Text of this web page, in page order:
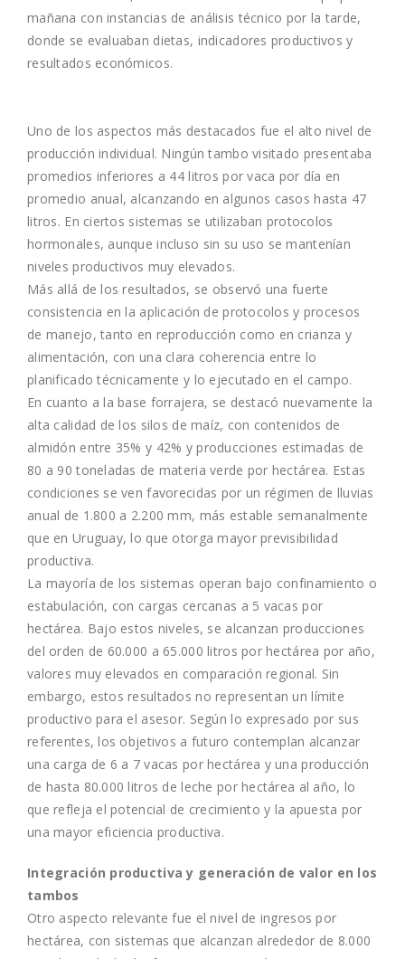
mañana con instancias de análisis técnico por la tarde,
donde se evaluaban dietas, indicadores productivos y
resultados económicos.
Uno de los aspectos más destacados fue el alto nivel de
producción individual. Ningún tambo visitado presentaba
promedios inferiores a 44 litros por vaca por día en
promedio anual, alcanzando en algunos casos hasta 47
litros. En ciertos sistemas se utilizaban protocolos
hormonales, aunque incluso sin su uso se mantenían
niveles productivos muy elevados.
Más allá de los resultados, se observó una fuerte
consistencia en la aplicación de protocolos y procesos
de manejo, tanto en reproducción como en crianza y
alimentación, con una clara coherencia entre lo
planificado técnicamente y lo ejecutado en el campo.
En cuanto a la base forrajera, se destacó nuevamente la
alta calidad de los silos de maíz, con contenidos de
almidón entre 35% y 42% y producciones estimadas de
80 a 90 toneladas de materia verde por hectárea. Estas
condiciones se ven favorecidas por un régimen de lluvias
anual de 1.800 a 2.200 mm, más estable semanalmente
que en Uruguay, lo que otorga mayor previsibilidad
productiva.
La mayoría de los sistemas operan bajo confinamiento o
estabulación, con cargas cercanas a 5 vacas por
hectárea. Bajo estos niveles, se alcanzan producciones
del orden de 60.000 a 65.000 litros por hectárea por año,
valores muy elevados en comparación regional. Sin
embargo, estos resultados no representan un límite
productivo para el asesor. Según lo expresado por sus
referentes, los objetivos a futuro contemplan alcanzar
una carga de 6 a 7 vacas por hectárea y una producción
de hasta 80.000 litros de leche por hectárea al año, lo
que refleja el potencial de crecimiento y la apuesta por
una mayor eficiencia productiva.
Integración productiva y generación de valor en los
tambos
Otro aspecto relevante fue el nivel de ingresos por
hectárea, con sistemas que alcanzan alrededor de 8.000